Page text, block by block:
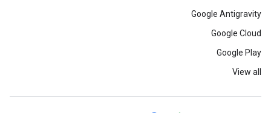
Google Antigravity
Google Cloud
Google Play
View all